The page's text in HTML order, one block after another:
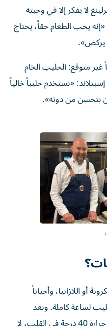
لا يفكر إلا في وجبته
يحب الطعام حقاً، يحتاج
يركض».
غير متوقع: الحليب الخام
«نستخدم حليباً خالياً
بتحسن من دونه».
أو اللازانيا، وأحياناً
لساعة كاملة. وبعد